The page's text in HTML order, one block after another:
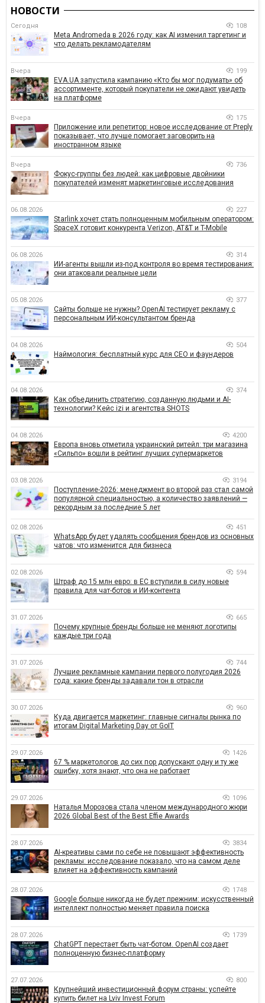
НОВОСТИ
Сегодня 108
Meta Andromeda в 2026 году: как AI изменил таргетинг и
что делать рекламодателям
Вчера 199
EVA.UA запустила кампанию «Кто бы мог подумать» об
ассортименте, который покупатели не ожидают увидеть
на платформе
Вчера 175
Приложение или репетитор: новое исследование от Preply
показывает, что лучше помогает заговорить на
иностранном языке
Вчера 736
Фокус-группы без людей: как цифровые двойники
покупателей изменят маркетинговые исследования
06.08.2026 227
Starlink хочет стать полноценным мобильным оператором:
SpaceX готовит конкурента Verizon, AT&T и T-Mobile
06.08.2026 314
ИИ-агенты вышли из-под контроля во время тестирования:
они атаковали реальные цели
05.08.2026 377
Сайты больше не нужны? OpenAI тестирует рекламу с
персональным ИИ-консультантом бренда
04.08.2026 504
Наймология: бесплатный курс для CEO и фаундеров
04.08.2026 374
Как объединить стратегию, созданную людьми и AI-
технологии? Кейс izi и агентства SHOTS
04.08.2026 4200
Европа вновь отметила украинский ритейл: три магазина
«Сильпо» вошли в рейтинг лучших супермаркетов
03.08.2026 3194
Поступление-2026: менеджмент во второй раз стал самой
популярной специальностью, а количество заявлений —
рекордным за последние 5 лет
02.08.2026 451
WhatsApp будет удалять сообщения брендов из основных
чатов: что изменится для бизнеса
02.08.2026 594
Штраф до 15 млн евро: в ЕС вступили в силу новые
правила для чат-ботов и ИИ-контента
31.07.2026 665
Почему крупные бренды больше не меняют логотипы
каждые три года
31.07.2026 744
Лучшие рекламные кампании первого полугодия 2026
года: какие бренды задавали тон в отрасли
30.07.2026 960
Куда двигается маркетинг: главные сигналы рынка по
итогам Digital Marketing Day от GoIT
29.07.2026 1426
67 % маркетологов до сих пор допускают одну и ту же
ошибку, хотя знают, что она не работает
29.07.2026 1096
Наталья Морозова стала членом международного жюри
2026 Global Best of the Best Effie Awards
28.07.2026 3834
AI-креативы сами по себе не повышают эффективность
рекламы: исследование показало, что на самом деле
влияет на эффективность кампаний
28.07.2026 1748
Google больше никогда не будет прежним: искусственный
интеллект полностью меняет правила поиска
28.07.2026 1739
ChatGPT перестает быть чат-ботом. OpenAI создает
полноценную бизнес-платформу
27.07.2026 800
Крупнейший инвестиционный форум страны: успейте
купить билет на Lviv Invest Forum